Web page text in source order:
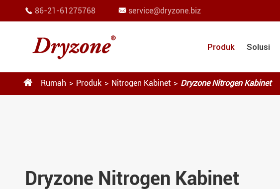
 86-21-61275768  service@dryzone.biz
Produk Solusi
 Rumah Produk Nitrogen Kabinet Dryzone Nitrogen Kabinet
Dryzone Nitrogen Kabinet